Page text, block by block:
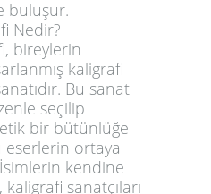
buluşur.
Nedir?
bireylerin
kaligrafi
Bu sanat
seçilip
bir bütünlüğe
eserlerin ortaya
İsimlerin kendine
sanatçıları